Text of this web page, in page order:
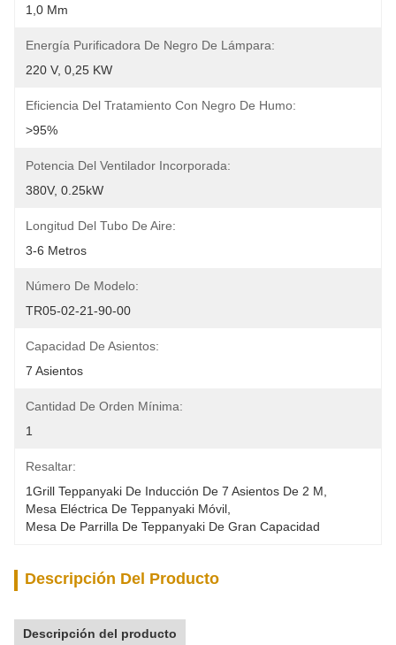
1,0 Mm
Energía Purificadora De Negro De Lámpara:
220 V, 0,25 KW
Eficiencia Del Tratamiento Con Negro De Humo:
>95%
Potencia Del Ventilador Incorporada:
380V, 0.25kW
Longitud Del Tubo De Aire:
3-6 Metros
Número De Modelo:
TR05-02-21-90-00
Capacidad De Asientos:
7 Asientos
Cantidad De Orden Mínima:
1
Resaltar:
1Grill Teppanyaki De Inducción De 7 Asientos De 2 M
Mesa Eléctrica De Teppanyaki Móvil
Mesa De Parrilla De Teppanyaki De Gran Capacidad
Descripción Del Producto
Descripción del producto